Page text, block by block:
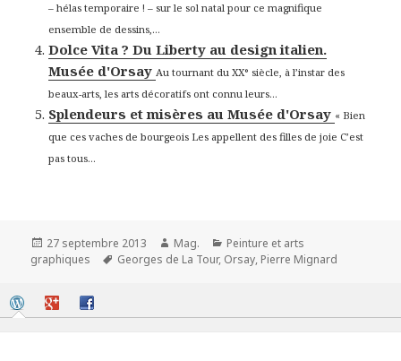
– hélas temporaire ! – sur le sol natal pour ce magnifique
ensemble de dessins,...
Dolce Vita ? Du Liberty au design italien.
Musée d'OrsayAu tournant du XX° siècle, à l’instar des
beaux-arts, les arts décoratifs ont connu leurs...
Splendeurs et misères au Musée d'Orsay « Bien
que ces vaches de bourgeois Les appellent des filles de joie C’est
pas tous...
Publié
le
27 septembre 2013 Auteur
Mag. Catégories
Peinture et arts
graphiques
Mots-
Georges de La Tour, Orsay, Pierre Mignard